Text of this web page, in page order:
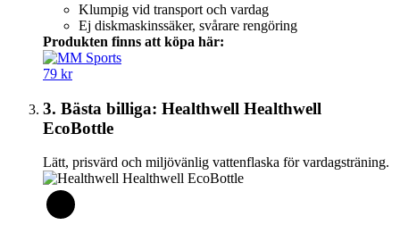
Klumpig vid transport och vardag
Ej diskmaskinssäker, svårare rengöring
Produkten finns att köpa här:
79 kr
3. Bästa billiga: Healthwell Healthwell
EcoBottle
Lätt, prisvärd och miljövänlig vattenflaska för vardagsträning.